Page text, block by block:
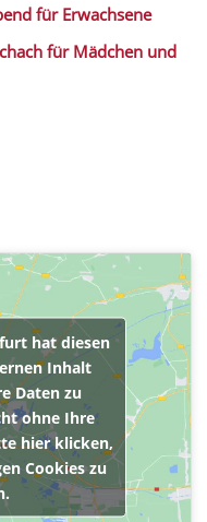
für Erwachsene
für Mädchen und
hat diesen
Inhalt
Daten zu
ohne Ihre
hier klicken,
Cookies zu